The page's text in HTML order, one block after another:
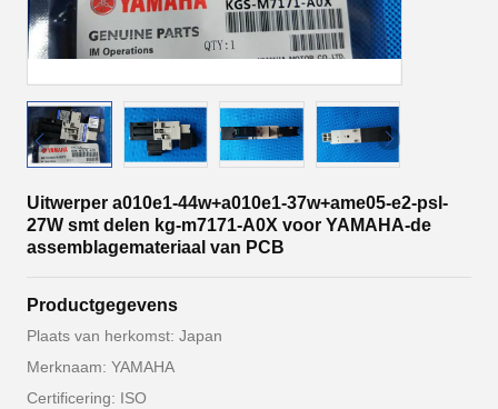
Uitwerper a010e1-44w+a010e1-37w+ame05-e2-psl-
27W smt delen kg-m7171-A0X voor YAMAHA-de
assemblagemateriaal van PCB
Productgegevens
Plaats van herkomst: Japan
Merknaam: YAMAHA
Certificering: ISO